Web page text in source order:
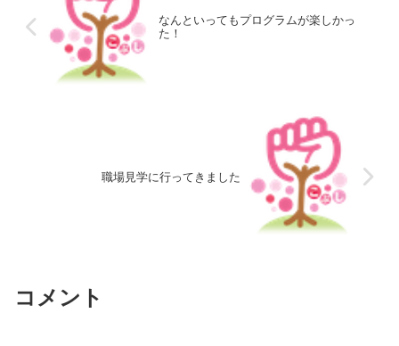
なんといってもプログラムが楽しかっ
た！
職場見学に行ってきました
コメント